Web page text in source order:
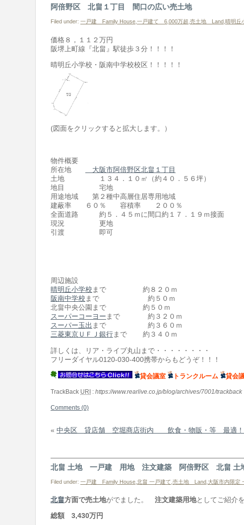
阿倍野区 北畠１丁目 間口の広い売土地
Filed under: 一戸建 Family House 一戸建て 6,000万超 売土地 Land 晴明丘
価格８，１１２万円
阪堺上町線『北畠』駅徒歩３分！！！！
晴明丘小学校・阪南中学校校区！！！！！
(図面をクリックすると拡大します。）
物件概要
所在地
大阪市阿倍野区北畠１丁目
土地 １３４．１０㎡（約４０．５６坪）
地目 宅地
用途地域 第２種中高層住居専用地域
建蔽率 ６０％ 容積率 ２００％
全面道路 約５．４５ｍに間口約１７．１９ｍ接面
現況 更地
引渡 即可
周辺施設
晴明丘小学校まで 約８２０ｍ
阪南中学校まで 約５０ｍ
北畠中央公園まで 約５０ｍ
スーパーコーヨーまで 約３２０ｍ
スーパー玉出 まで 約３６０ｍ
三菱東京ＵＦＪ銀行まで 約３４０ｍ
詳しくは、リア・ライブ丸山まで・・・・・・・・
フリーダイヤル0120-030-400携帯からもどうぞ！！！
貸会議室 トランクルーム 貸会
TrackBack URI : https://www.rearlive.co.jp/blog/archives/7001/trackback
Comments (0)
« 中央区 貸店舗 空堀商店街内 飲食・物販・等 最適！
北畠 土地 一戸建 用地 注文建築 阿倍野区 北畠 土
Filed under: 一戸建 Family House 北畠 一戸建て 売土地 Land 大阪市内限定
北畠方面で売土地がでました。 注文建築用地としてご紹介
総額 3,430万円